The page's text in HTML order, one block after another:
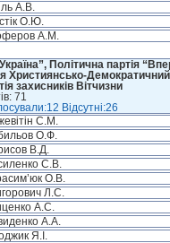
А.В.
О.Ю.
А.М.
Політична партія
Християнсько-
захисників Вітчизни
71
Відсутні:26
С.М.
О.Ф.
В.Д.
С.В.
О.В.
Л.С.
А.С.
А.А.
Я.І.